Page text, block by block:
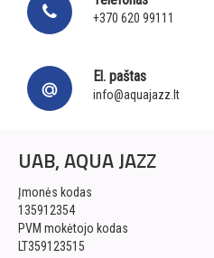
+370 620 99111
El. paštas
info@aquajazz.lt
UAB, AQUA JAZZ
Įmonės kodas
135912354
PVM mokėtojo kodas
LT359123515